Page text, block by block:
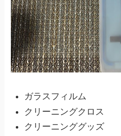
ガラスフィルム
クリーニングクロス
クリーニンググッズ